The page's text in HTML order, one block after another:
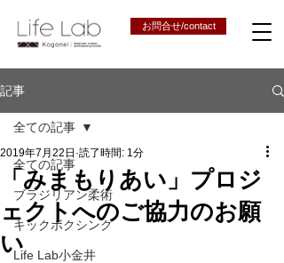
お問合せ/contact
記事
全ての記事
ブラジリアン柔術
キックボクシング
Life Lab小金井
全ての記事
「みまもりあい」プロジ
ェクトへのご協力のお願
い
2019年7月22日 読了時間: 1分